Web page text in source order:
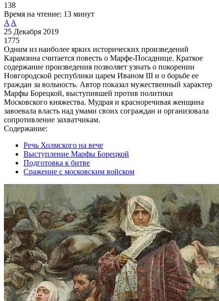
138
Время на чтение: 13 минут
A A
25 Декабря 2019
1775
Одним из наиболее ярких исторических произведений
Карамзина считается повесть о Марфе-Посаднице. Краткое
содержание произведения позволяет узнать о покорении
Новгородской республики царем Иваном III и о борьбе ее
граждан за вольность. Автор показал мужественный характер
Марфы Борецкой, выступившей против политики
Московского княжества. Мудрая и красноречивая женщина
завоевала власть над умами своих сограждан и организовала
сопротивление захватчикам.
Содержание:
Речь Холмского на вече
Выступление Марфы Борецкой
Подготовка к битве
Сражение с московским войском